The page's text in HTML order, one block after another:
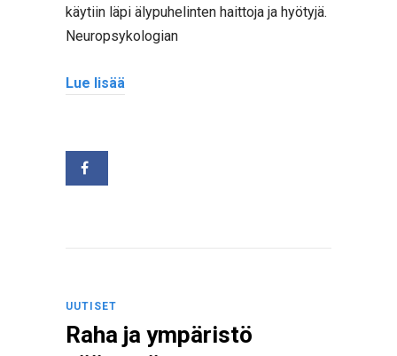
käytiin läpi älypuhelinten haittoja ja hyötyjä.
Neuropsykologian
Lue lisää
UUTISET
Raha ja ympäristö